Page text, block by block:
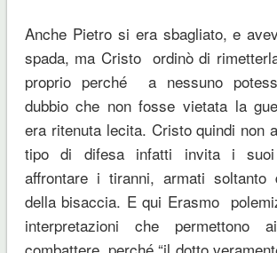
Anche Pietro si era sbagliato, e
spada, ma Cristo ordinò di
proprio perché a nessuno
dubbio che non fosse vietata la
era ritenuta lecita. Cristo quindi non
tipo di difesa infatti invita i
affrontare i tiranni, armati soltanto
della bisaccia. E qui Erasmo
interpretazioni che permettono